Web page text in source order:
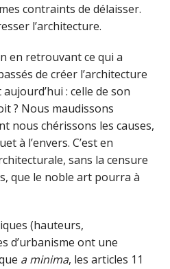
contraints de délaisser.
l’architecture.
en retrouvant ce qui a
de créer l’architecture
: celle de son
? Nous maudissons
nous chérissons les causes,
à l’envers. C’est en
sans la censure
que le noble art pourra à
(hauteurs,
d’urbanisme ont une
a minima, les articles 11